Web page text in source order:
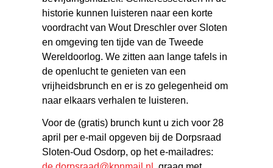
historie kunnen luisteren naar een korte
voordracht van Wout Dreschler over Sloten
en omgeving ten tijde van de Tweede
Wereldoorlog. We zitten aan lange tafels in
de openlucht te genieten van een
vrijheidsbrunch en er is zo gelegenheid om
naar elkaars verhalen te luisteren.
Voor de (gratis) brunch kunt u zich voor 28
april per e-mail opgeven bij de Dorpsraad
Sloten-Oud Osdorp, op het e-mailadres: